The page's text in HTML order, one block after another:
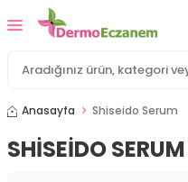
Anasayfa Shiseido Serum
SHISEIDO SERUM